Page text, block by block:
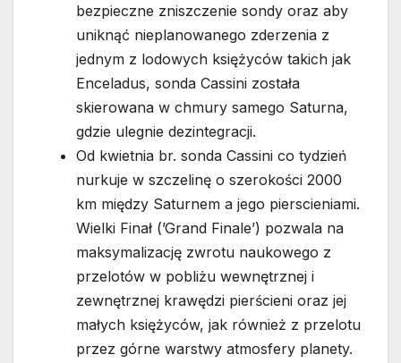
bezpieczne zniszczenie sondy oraz aby
uniknąć nieplanowanego zderzenia z
jednym z lodowych księżyców takich jak
Enceladus, sonda Cassini została
skierowana w chmury samego Saturna,
gdzie ulegnie dezintegracji.
Od kwietnia br. sonda Cassini co tydzień
nurkuje w szczelinę o szerokości 2000
km między Saturnem a jego pierscieniami.
Wielki Finał (’Grand Finale’) pozwala na
maksymalizację zwrotu naukowego z
przelotów w pobliżu wewnętrznej i
zewnętrznej krawędzi pierścieni oraz jej
małych księżyców, jak również z przelotu
przez górne warstwy atmosfery planety.